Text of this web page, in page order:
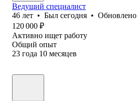
Ведущий специалист
46 лет • Был сегодня • Обновлено
120 000 ₽
Активно ищет работу
Общий опыт
23 года 10 месяцев